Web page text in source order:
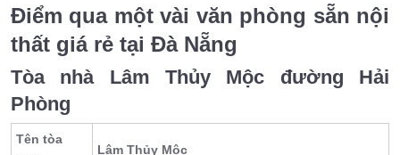
Điểm qua một vài văn phòng sẵn nội
thất giá rẻ tại Đà Nẵng
Tòa nhà Lâm Thủy Mộc đường Hải
Phòng
Tên tòa
Lâm Thủy Mộc